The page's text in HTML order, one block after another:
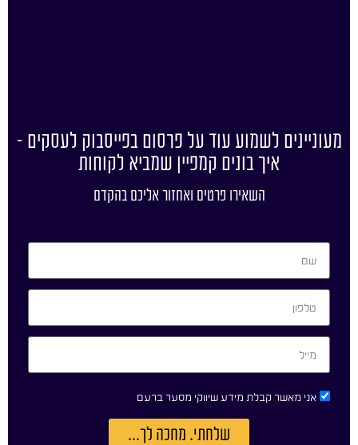
מעוניינים לשמוע עוד על פרסום בפייסבוק לעסקים –
איך בונים קמפיין שמביא לקוחות
השאירו פרטים ואחזור אליכם בהקדם
אני מאשר קבלת מידע שיווקי מסער ברעם
שלחתי. מחכה לך...